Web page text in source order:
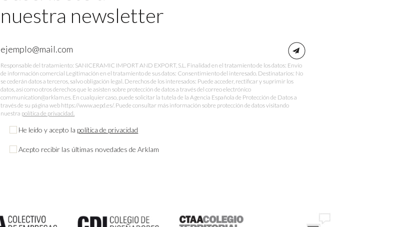
nuestra newsletter
Responsable del tratamiento: SANICERAMIC IMPORT AND EXPORT, S.L. Finalidad en el tratamiento de los datos: Envío
de información comercial Legitimación en el tratamiento de sus datos: Consentimiento del interesado. Destinatarios: No
se cederán datos a terceros, salvo obligación legal. Derechos de los interesados: Puede acceder, rectificar y suprimir los
datos, así como otros derechos que le asisten sobre protección de datos a través del correo electrónico
communication@arklam.es. En cualquier caso, puede solicitar la tutela de la Agencia Española de Protección de Datos a
través de su página web https://www.aepd.es/. Puede consultar más información sobre protección de datos visitando
nuestra política de privacidad.
He leído y acepto la política de privacidad
Acepto recibir las últimas novedades de Arklam